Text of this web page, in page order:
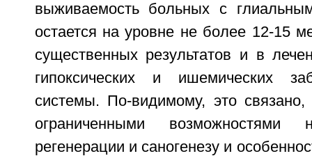
выживаемость больных с
остается на уровне не более 12-15
существенных результатов и в
гипоксических и ишемических
системы. По-видимому, это
ограниченными
регенерации и саногенезу и